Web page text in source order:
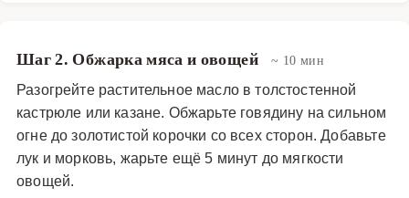
Шаг 2. Обжарка мяса и овощей ~ 10 мин
Разогрейте растительное масло в толстостенной
кастрюле или казане. Обжарьте говядину на сильном
огне до золотистой корочки со всех сторон. Добавьте
лук и морковь, жарьте ещё 5 минут до мягкости
овощей.